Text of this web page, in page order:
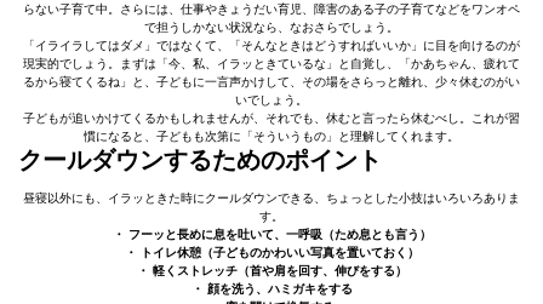
らない子育て中。さらには、仕事やきょうだい育児、障害のある子の子育てなどをワンオペ
で担うしかない状況なら、なおさらでしょう。
「イライラしてはダメ」ではなくて、「そんなときはどうすればいいか」に目を向けるのが
現実的でしょう。まずは「今、私、イラッときているな」と自覚し、「かあちゃん、疲れて
るから寝てくるね」と、子どもに一言声かけして、その場をさらっと離れ、少々休むのがい
いでしょう。
子どもが追いかけてくるかもしれませんが、それでも、休むと言ったら休むべし。これが習
慣になると、子どもも次第に「そういうもの」と理解してくれます。
クールダウンするためのポイント
昼寝以外にも、イラッときた時にクールダウンできる、ちょっとした小技はいろいろありま
す。
・ フーッと長めに息を吐いて、一呼吸（ため息とも言う）
・ トイレ休憩（子どものかわいい写真を置いておく）
・ 軽くストレッチ（首や肩を回す、伸びをする）
・ 顔を洗う、ハミガキをする